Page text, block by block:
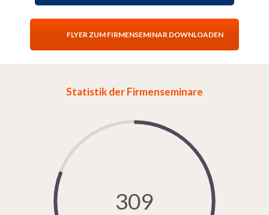
FLYER ZUM FIRMENSEMINAR DOWNLOADEN
Statistik der Firmenseminare
309